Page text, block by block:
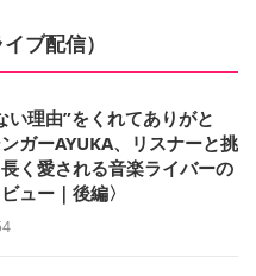
ブ配信）
い理由”をくれてありがと
ガーAYUKA、リスナーと挑
く愛される音楽ライバーの
ュー｜後編〉